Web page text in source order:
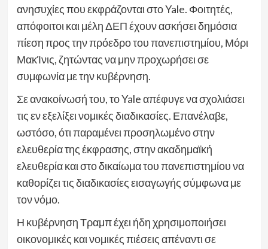
ανησυχίες που εκφράζονται στο Yale. Φοιτητές,
απόφοιτοι και μέλη ΔΕΠ έχουν ασκήσει δημόσια
πίεση προς την πρόεδρο του πανεπιστημίου, Μόρι
ΜακΊνις, ζητώντας να μην προχωρήσει σε
συμφωνία με την κυβέρνηση.
Σε ανακοίνωσή του, το Yale απέφυγε να σχολιάσει
τις εν εξελίξει νομικές διαδικασίες. Επανέλαβε,
ωστόσο, ότι παραμένει προσηλωμένο στην
ελευθερία της έκφρασης, στην ακαδημαϊκή
ελευθερία και στο δικαίωμα του πανεπιστημίου να
καθορίζει τις διαδικασίες εισαγωγής σύμφωνα με
τον νόμο.
Η κυβέρνηση Τραμπ έχει ήδη χρησιμοποιήσει
οικονομικές και νομικές πιέσεις απέναντι σε